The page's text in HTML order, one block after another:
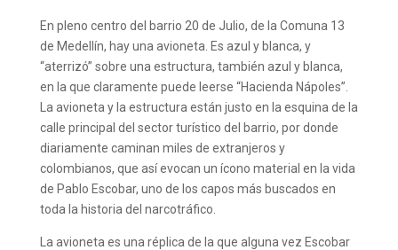
En pleno centro del barrio 20 de Julio, de la Comuna 13
de Medellín, hay una avioneta. Es azul y blanca, y
“aterrizó” sobre una estructura, también azul y blanca,
en la que claramente puede leerse “Hacienda Nápoles”.
La avioneta y la estructura están justo en la esquina de la
calle principal del sector turístico del barrio, por donde
diariamente caminan miles de extranjeros y
colombianos, que así evocan un ícono material en la vida
de Pablo Escobar, uno de los capos más buscados en
toda la historia del narcotráfico.
La avioneta es una réplica de la que alguna vez Escobar